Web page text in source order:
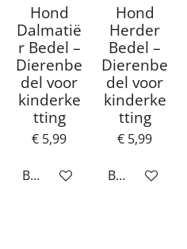
Hond
Dalmatië
r Bedel –
Dierenbe
del voor
kinderke
tting
€ 5,99
Bekijk details
Hond
Herder
Bedel –
Dierenbe
del voor
kinderke
tting
€ 5,99
Bekijk details